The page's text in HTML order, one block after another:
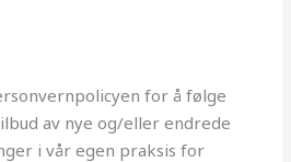
for å følge
av nye og/eller endrede
i vår egen praksis for